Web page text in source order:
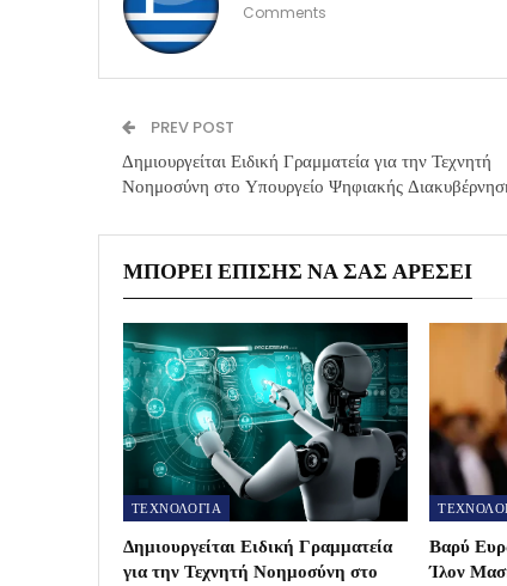
Comments
PREV POST
Δημιουργείται Ειδική Γραμματεία για την Τεχνητή
Νοημοσύνη στο Υπουργείο Ψηφιακής
ΜΠΟΡΕΊ ΕΠΊΣΗΣ ΝΑ ΣΑΣ ΑΡΈΣΕΙ
ΤΕΧΝΟΛΟΓΙΑ
Δημιουργείται Ειδική Γραμματεία
για την Τεχνητή Νοημοσύνη στο
Βαρύ
Ίλον